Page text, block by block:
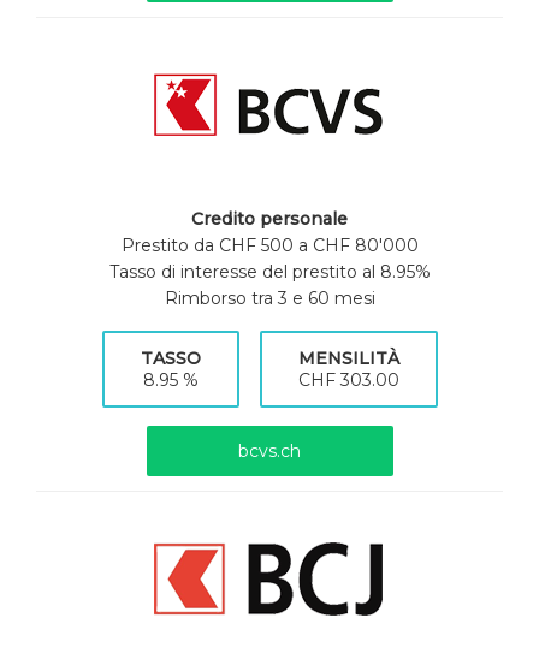
Credito personale
Prestito da CHF 500 a CHF 80'000
Tasso di interesse del prestito al 8.95%
Rimborso tra 3 e 60 mesi
TASSO
8.95 %
MENSILITÀ
CHF 303.00
bcvs.ch